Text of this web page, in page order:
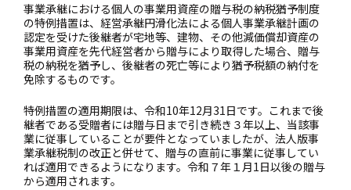
事業承継における個人の事業用資産の贈与税の納税猶予制度
の特例措置は、経営承継円滑化法による個人事業承継計画の
認定を受けた後継者が宅地等、建物、その他減価償却資産の
事業用資産を先代経営者から贈与により取得した場合、贈与
税の納税を猶予し、後継者の死亡等により猶予税額の納付を
免除するものです。
特例措置の適用期限は、令和10年12月31日です。これまで後
継者である受贈者には贈与日まで引き続き３年以上、当該事
業に従事していることが要件となっていましたが、法人版事
業承継税制の改正と併せて、贈与の直前に事業に従事してい
れば適用できるようになります。令和７年１月1日以後の贈与
から適用されます。